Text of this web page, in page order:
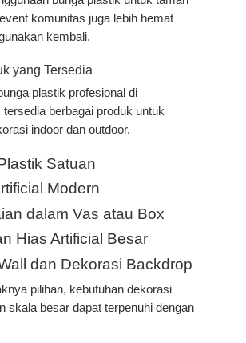
komunitas juga lebih hemat
kembali.
yang Tersedia
plastik profesional di
tersedia berbagai produk untuk
indoor dan outdoor.
Satuan
Modern
dalam Vas atau Box
Hias Artificial Besar
dan Dekorasi Backdrop
pilihan, kebutuhan dekorasi
skala besar dapat terpenuhi dengan